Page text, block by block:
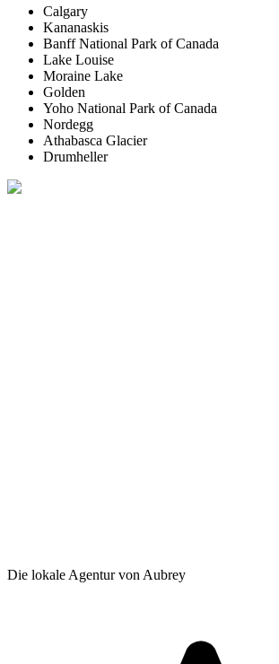
Calgary
Kananaskis
Banff National Park of Canada
Lake Louise
Moraine Lake
Golden
Yoho National Park of Canada
Nordegg
Athabasca Glacier
Drumheller
Die lokale Agentur von Aubrey